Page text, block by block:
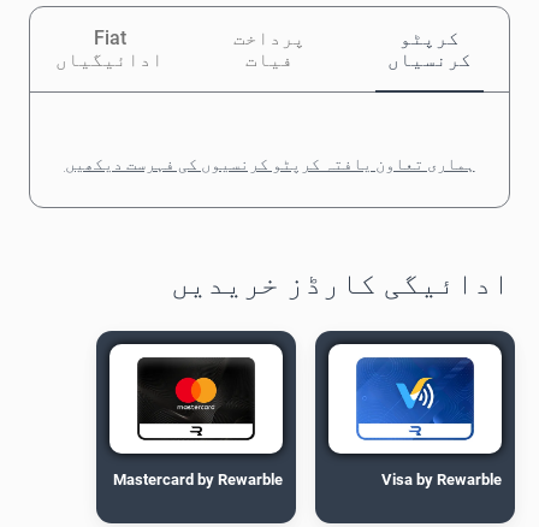
کرپٹو
کرنسیاں
پرداخت
فیات
Fiat
ادائیگیاں
ہماری تعاون یافتہ کرپٹو کرنسیوں کی فہرست دیکھیں
ادائیگی کارڈز خریدیں
Visa by Rewarble
Mastercard by Rewarble